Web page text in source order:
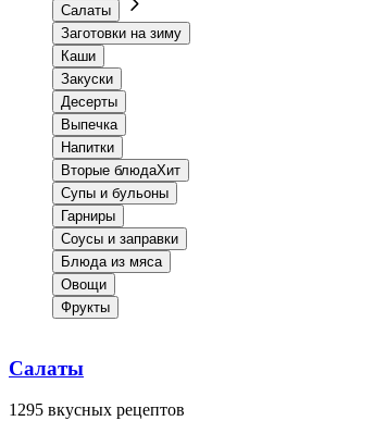
Салаты
Заготовки на зиму
Каши
Закуски
Десерты
Выпечка
Напитки
Вторые блюдаХит
Супы и бульоны
Гарниры
Соусы и заправки
Блюда из мяса
Овощи
Фрукты
Салаты
1295 вкусных рецептов